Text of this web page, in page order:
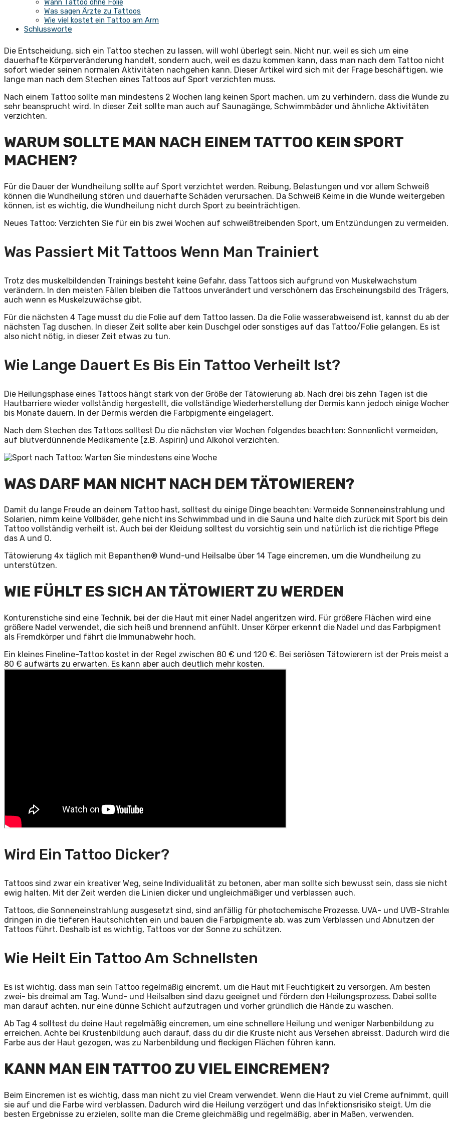
Wann Tattoo ohne Folie
Was sagen Ärzte zu Tattoos
Wie viel kostet ein Tattoo am Arm
Schlussworte
Die Entscheidung, sich ein Tattoo stechen zu lassen, will wohl überlegt sein. Nicht nur, weil es sich um eine
dauerhafte Körperveränderung handelt, sondern auch, weil es dazu kommen kann, dass man nach dem Tattoo nicht
sofort wieder seinen normalen Aktivitäten nachgehen kann. Dieser Artikel wird sich mit der Frage beschäftigen, wie
lange man nach dem Stechen eines Tattoos auf Sport verzichten muss.
Nach einem Tattoo sollte man mindestens 2 Wochen lang keinen Sport machen, um zu verhindern, dass die Wunde zu
sehr beansprucht wird. In dieser Zeit sollte man auch auf Saunagänge, Schwimmbäder und ähnliche Aktivitäten
verzichten.
WARUM SOLLTE MAN NACH EINEM TATTOO KEIN SPORT
MACHEN?
Für die Dauer der Wundheilung sollte auf Sport verzichtet werden. Reibung, Belastungen und vor allem Schweiß
können die Wundheilung stören und dauerhafte Schäden verursachen. Da Schweiß Keime in die Wunde weitergeben
können, ist es wichtig, die Wundheilung nicht durch Sport zu beeinträchtigen.
Neues Tattoo: Verzichten Sie für ein bis zwei Wochen auf schweißtreibenden Sport, um Entzündungen zu vermeiden.
Was Passiert Mit Tattoos Wenn Man Trainiert
Trotz des muskelbildenden Trainings besteht keine Gefahr, dass Tattoos sich aufgrund von Muskelwachstum
verändern. In den meisten Fällen bleiben die Tattoos unverändert und verschönern das Erscheinungsbild des Trägers,
auch wenn es Muskelzuwächse gibt.
Für die nächsten 4 Tage musst du die Folie auf dem Tattoo lassen. Da die Folie wasserabweisend ist, kannst du ab
nächsten Tag duschen. In dieser Zeit sollte aber kein Duschgel oder sonstiges auf das Tattoo/Folie gelangen. Es ist
also nicht nötig, in dieser Zeit etwas zu tun.
Wie Lange Dauert Es Bis Ein Tattoo Verheilt Ist?
Die Heilungsphase eines Tattoos hängt stark von der Größe der Tätowierung ab. Nach drei bis zehn Tagen ist die
Hautbarriere wieder vollständig hergestellt, die vollständige Wiederherstellung der Dermis kann jedoch einige
bis Monate dauern. In der Dermis werden die Farbpigmente eingelagert.
Nach dem Stechen des Tattoos solltest Du die nächsten vier Wochen folgendes beachten: Sonnenlicht vermeiden,
auf blutverdünnende Medikamente (z.B. Aspirin) und Alkohol verzichten.
WAS DARF MAN NICHT NACH DEM TÄTOWIEREN?
Damit du lange Freude an deinem Tattoo hast, solltest du einige Dinge beachten: Vermeide Sonneneinstrahlung und
Solarien, nimm keine Vollbäder, gehe nicht ins Schwimmbad und in die Sauna und halte dich zurück mit Sport bis dein
Tattoo vollständig verheilt ist. Auch bei der Kleidung solltest du vorsichtig sein und natürlich ist die richtige Pflege
das A und O.
Tätowierung 4x täglich mit Bepanthen® Wund-und Heilsalbe über 14 Tage eincremen, um die Wundheilung zu
unterstützen.
WIE FÜHLT ES SICH AN TÄTOWIERT ZU WERDEN
Konturenstiche sind eine Technik, bei der die Haut mit einer Nadel angeritzen wird. Für größere Flächen wird eine
größere Nadel verwendet, die sich heiß und brennend anfühlt. Unser Körper erkennt die Nadel und das Farbpigment
als Fremdkörper und fährt die Immunabwehr hoch.
Ein kleines Fineline-Tattoo kostet in der Regel zwischen 80 € und 120 €. Bei seriösen Tätowierern ist der Preis meist
80 € aufwärts zu erwarten. Es kann aber auch deutlich mehr kosten.
Wird Ein Tattoo Dicker?
Tattoos sind zwar ein kreativer Weg, seine Individualität zu betonen, aber man sollte sich bewusst sein, dass sie nicht
ewig halten. Mit der Zeit werden die Linien dicker und ungleichmäßiger und verblassen auch.
Tattoos, die Sonneneinstrahlung ausgesetzt sind, sind anfällig für photochemische Prozesse. UVA- und UVB-
dringen in die tieferen Hautschichten ein und bauen die Farbpigmente ab, was zum Verblassen und Abnutzen der
Tattoos führt. Deshalb ist es wichtig, Tattoos vor der Sonne zu schützen.
Wie Heilt Ein Tattoo Am Schnellsten
Es ist wichtig, dass man sein Tattoo regelmäßig eincremt, um die Haut mit Feuchtigkeit zu versorgen. Am besten
zwei- bis dreimal am Tag. Wund- und Heilsalben sind dazu geeignet und fördern den Heilungsprozess. Dabei sollte
man darauf achten, nur eine dünne Schicht aufzutragen und vorher gründlich die Hände zu waschen.
Ab Tag 4 solltest du deine Haut regelmäßig eincremen, um eine schnellere Heilung und weniger Narbenbildung zu
erreichen. Achte bei Krustenbildung auch darauf, dass du dir die Kruste nicht aus Versehen abreisst. Dadurch wird
Farbe aus der Haut gezogen, was zu Narbenbildung und fleckigen Flächen führen kann.
KANN MAN EIN TATTOO ZU VIEL EINCREMEN?
Beim Eincremen ist es wichtig, dass man nicht zu viel Cream verwendet. Wenn die Haut zu viel Creme aufnimmt,
sie auf und die Farbe wird verblassen. Dadurch wird die Heilung verzögert und das Infektionsrisiko steigt. Um die
besten Ergebnisse zu erzielen, sollte man die Creme gleichmäßig und regelmäßig, aber in Maßen, verwenden.